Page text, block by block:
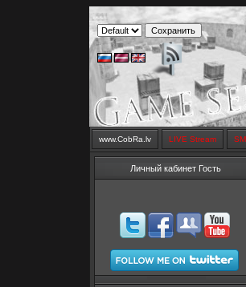
www.CobRa.lv LIVE Stream
Личный кабинет Гость